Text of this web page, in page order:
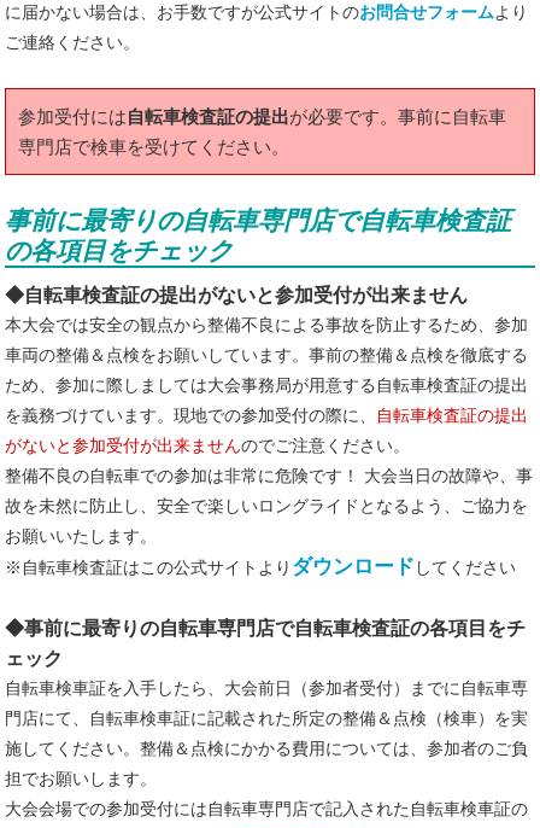
サイトマップ
に届かない場合は、お手数ですが公式サイトのお問合せフォームより
ご連絡ください。
参加受付には自転車検査証の提出が必要です。事前に自転車
専門店で検車を受けてください。
事前に最寄りの自転車専門店で自転車検査証
の各項目をチェック
◆自転車検査証の提出がないと参加受付が出来ません
本大会では安全の観点から整備不良による事故を防止するため、参加
車両の整備＆点検をお願いしています。事前の整備＆点検を徹底する
ため、参加に際しましては大会事務局が用意する自転車検査証の提出
を義務づけています。現地での参加受付の際に、 自転車検査証の提出
がないと参加受付が出来ませんのでご注意ください。
整備不良の自転車での参加は非常に危険です！ 大会当日の故障や、事
故を未然に防止し、安全で楽しいロングライドとなるよう、ご協力を
お願いいたします。
※自転車検査証はこの公式サイトより ダウンロード してください
◆事前に最寄りの自転車専門店で自転車検査証の各項目をチ
ェック
自転車検車証を入手したら、大会前日（参加者受付）までに自転車専
門店にて、自転車検車証に記載された所定の整備＆点検（検車）を実
施してください。整備＆点検にかかる費用については、参加者のご負
担でお願いします。
大会会場での参加受付には自転車専門店で記入された自転車検車証の